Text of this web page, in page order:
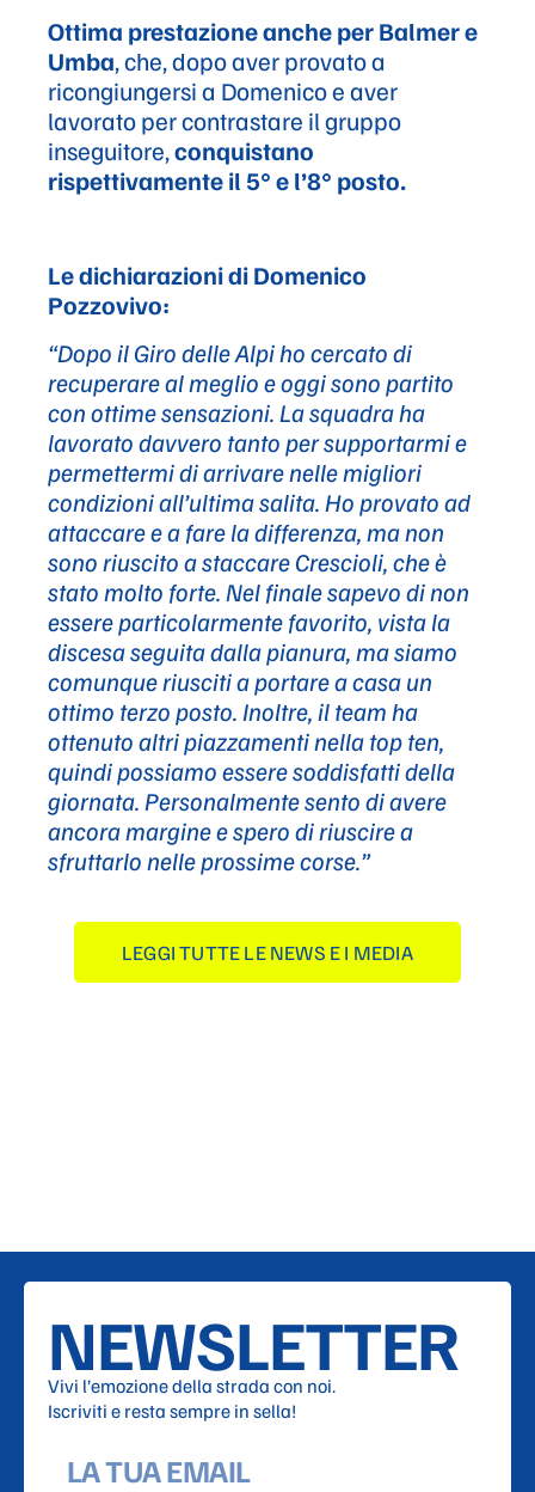
Ottima prestazione anche per Balmer e
Umba, che, dopo aver provato a
ricongiungersi a Domenico e aver
lavorato per contrastare il gruppo
inseguitore,conquistano
rispettivamente il 5° e l’8° posto.
Le dichiarazioni di Domenico
Pozzovivo:
“Dopo il Giro delle Alpi ho cercato di
recuperare al meglio e oggi sono partito
con ottime sensazioni. La squadra ha
lavorato davvero tanto per supportarmi e
permettermi di arrivare nelle migliori
condizioni all’ultima salita. Ho provato ad
attaccare e a fare la differenza, ma non
sono riuscito a staccare Crescioli, che è
stato molto forte. Nel finale sapevo di non
essere particolarmente favorito, vista la
discesa seguita dalla pianura, ma siamo
comunque riusciti a portare a casa un
ottimo terzo posto. Inoltre, il team ha
ottenuto altri piazzamenti nella top ten,
quindi possiamo essere soddisfatti della
giornata. Personalmente sento di avere
ancora margine e spero di riuscire a
sfruttarlo nelle prossime corse.”
LEGGI TUTTE LE NEWS E I MEDIA
NEWSLETTER
Vivi l’emozione della strada con noi.
Iscriviti e resta sempre in sella!